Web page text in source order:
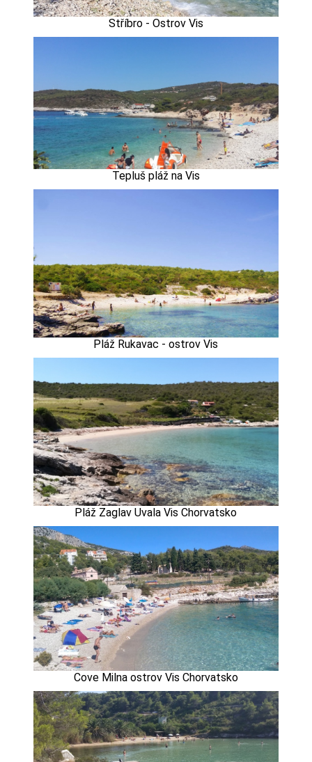
Stříbro - Ostrov Vis
Tepluš pláž na Vis
Pláž Rukavac - ostrov Vis
Pláž Zaglav Uvala Vis Chorvatsko
Cove Milna ostrov Vis Chorvatsko